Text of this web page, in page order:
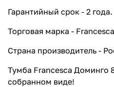
Гарантийный срок - 2 года.
Торговая марка -
Страна производитель -
Тумба Francesca Доминго
собранном виде!